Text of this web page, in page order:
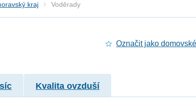
kraj Voděrady
Označit jako
Kvalita ovzduší